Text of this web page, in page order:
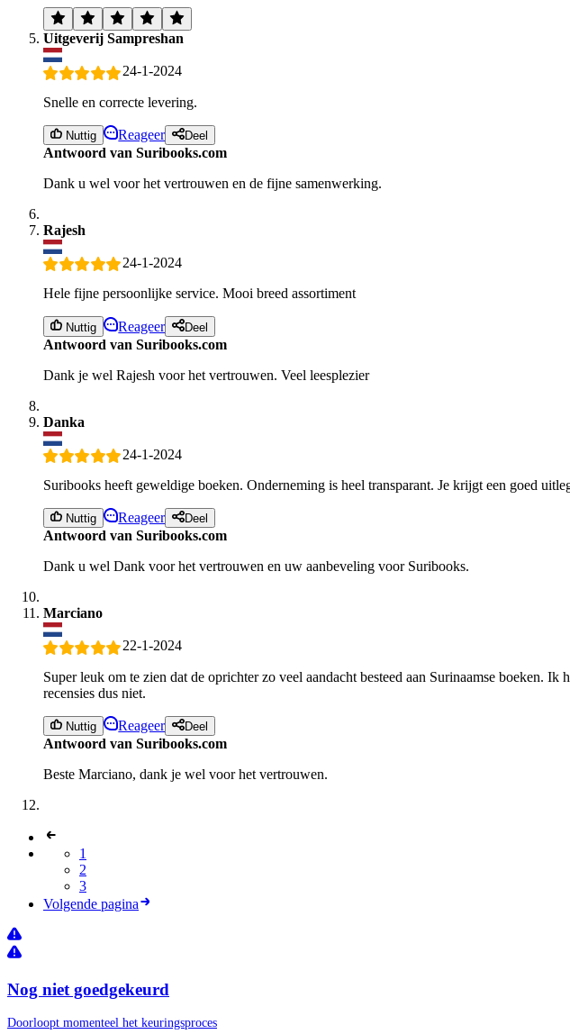
Uitgeverij Sampreshan
24-1-2024
Snelle en correcte levering.
Nuttig Reageer Deel
Antwoord van Suribooks.com
Dank u wel voor het vertrouwen en de fijne samenwerking.
Rajesh
24-1-2024
Hele fijne persoonlijke service. Mooi breed assortiment
Nuttig Reageer Deel
Antwoord van Suribooks.com
Dank je wel Rajesh voor het vertrouwen. Veel leesplezier
Danka
24-1-2024
Suribooks heeft geweldige boeken. Onderneming is heel transparant. Je krijgt een goed
Nuttig Reageer Deel
Antwoord van Suribooks.com
Dank u wel Dank voor het vertrouwen en uw aanbeveling voor Suribooks.
Marciano
22-1-2024
Super leuk om te zien dat de oprichter zo veel aandacht besteed aan Surinaamse boeken.
recensies dus niet.
Nuttig Reageer Deel
Antwoord van Suribooks.com
Beste Marciano, dank je wel voor het vertrouwen.
1
2
3
Volgende pagina
Nog niet goedgekeurd
Doorloopt momenteel het keuringsproces